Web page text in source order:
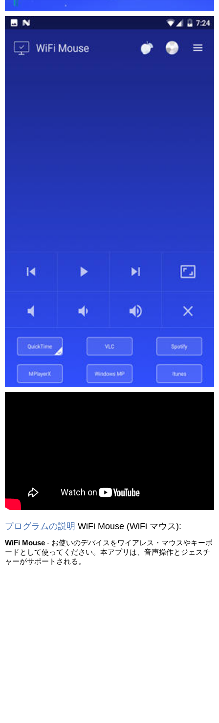
プログラムの説明 WiFi Mouse (WiFi マウス):
WiFi Mouse - お使いのデバイスをワイアレス・マウスやキーボ
ードとして使ってください。本アプリは、音声操作とジェスチ
ャーがサポートされる。